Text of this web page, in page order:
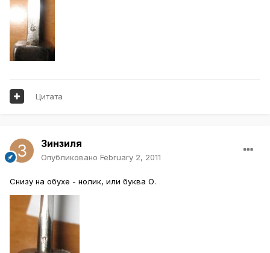
Цитата
Зинзиля
Опубликовано February 2, 2011
Снизу на обухе - нолик, или буква О.